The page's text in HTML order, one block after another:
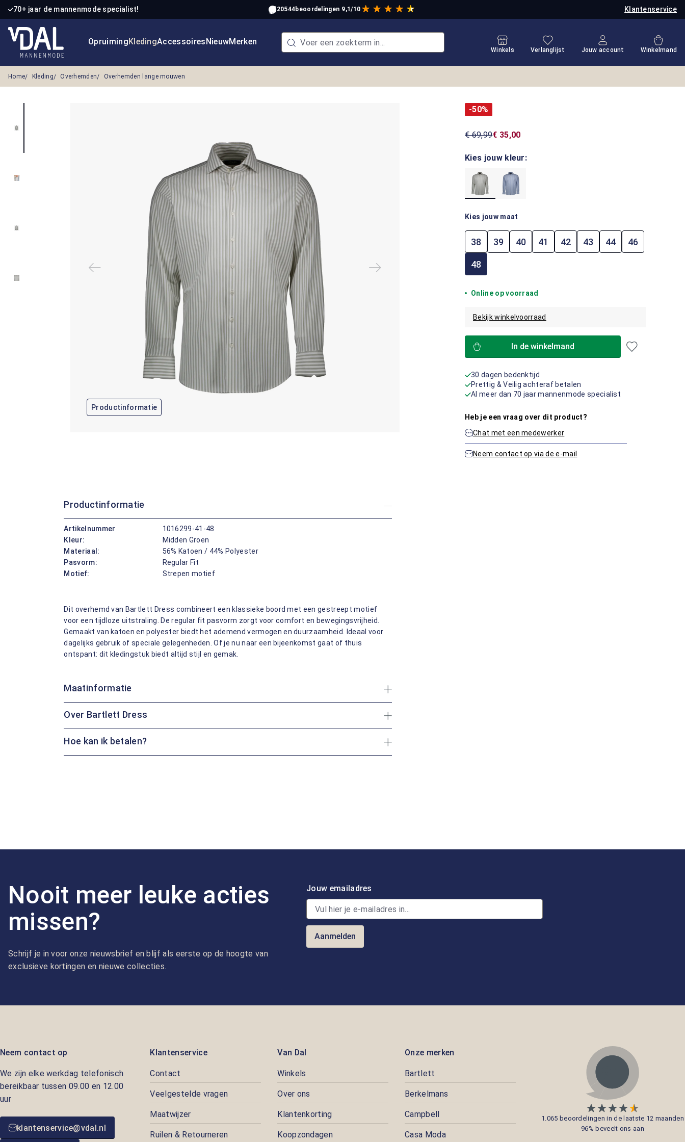
de hoofdinhoud
Ga naar de zoekopdracht
Ga naar de hoofdnavigatie
70+ jaar de mannenmode specialist! Klantenservice
20544beoordelingen 9,1/10
OpruimingKledingAccessoiresNieuwMerken
Winkels
Je hebt 0 items op je verlanglijstje
Verlanglijst Jouw account Winkelmand
Home Kleding Overhemden Overhemden lange mouwen
Productinformatie
-50%
€ 69,99€ 35,00
Kies jouw kleur:
Kies jouw maat
38 39 40 41 42 43 44 46
48
Online op voorraad
Bekijk winkelvoorraad
In de winkelmand
30 dagen bedenktijd
Prettig & Veilig achteraf betalen
Al meer dan 70 jaar mannenmode specialist
Heb je een vraag over dit product?
Chat met een medewerker
Neem contact op via de e-mail
Productinformatie
Artikelnummer
1016299-41-48
Kleur:
Midden Groen
Materiaal:
56% Katoen / 44% Polyester
Pasvorm:
Regular Fit
Motief:
Strepen motief
Dit overhemd van Bartlett Dress combineert een klassieke boord met een gestreept motief
voor een tijdloze uitstraling. De regular fit pasvorm zorgt voor comfort en bewegingsvrijheid.
Gemaakt van katoen en polyester biedt het ademend vermogen en duurzaamheid. Ideaal voor
dagelijks gebruik of speciale gelegenheden. Of je nu naar een bijeenkomst gaat of thuis
ontspant: dit kledingstuk biedt altijd stijl en gemak.
Maatinformatie
Over Bartlett Dress
Hoe kan ik betalen?
Nooit meer leuke acties
missen?
Schrijf je in voor onze nieuwsbrief en blijf als eerste op de hoogte van
exclusieve kortingen en nieuwe collecties.
Jouw emailadres
Aanmelden
Neem contact op
We zijn elke werkdag telefonisch
bereikbaar tussen 09.00 en 12.00
uur
klantenservice@vdal.nl
Klantenservice
Contact
Veelgestelde vragen
Maatwijzer
Ruilen & Retourneren
Van Dal
Winkels
Over ons
Klantenkorting
Koopzondagen
Onze merken
Bartlett
Berkelmans
Campbell
Casa Moda
1.065 beoordelingen in de laatste 12 maanden
96% beveelt ons aan